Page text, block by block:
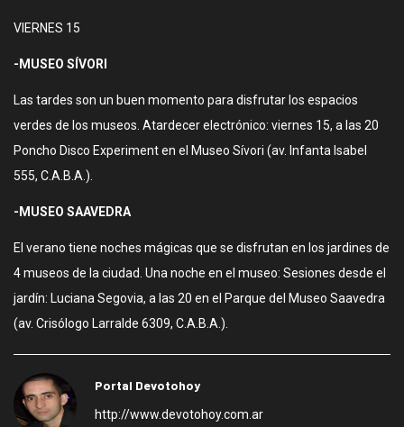
VIERNES 15
-MUSEO SÍVORI
Las tardes son un buen momento para disfrutar los espacios
verdes de los museos. Atardecer electrónico: viernes 15, a las 20
Poncho Disco Experiment en el Museo Sívori (av. Infanta Isabel
555, C.A.B.A.).
-MUSEO SAAVEDRA
El verano tiene noches mágicas que se disfrutan en los jardines de
4 museos de la ciudad. Una noche en el museo: Sesiones desde el
jardín: Luciana Segovia, a las 20 en el Parque del Museo Saavedra
(av. Crisólogo Larralde 6309, C.A.B.A.).
Portal Devotohoy
http://www.devotohoy.com.ar